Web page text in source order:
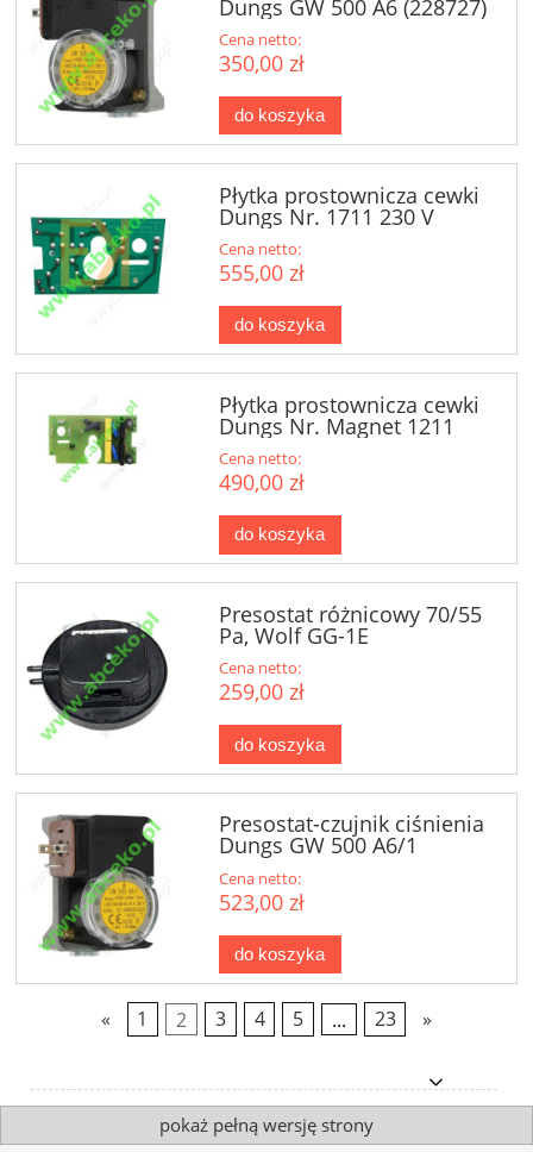
Dungs GW 500 A6 (228727)
Cena netto:
350,00 zł
do koszyka
Płytka prostownicza cewki
Dungs Nr. 1711 230 V
Cena netto:
555,00 zł
do koszyka
Płytka prostownicza cewki
Dungs Nr. Magnet 1211
Cena netto:
490,00 zł
do koszyka
Presostat różnicowy 70/55
Pa, Wolf GG-1E
Cena netto:
259,00 zł
do koszyka
Presostat-czujnik ciśnienia
Dungs GW 500 A6/1
Cena netto:
523,00 zł
do koszyka
« 1 2 3 4 5 ... 23 »
pokaż pełną wersję strony